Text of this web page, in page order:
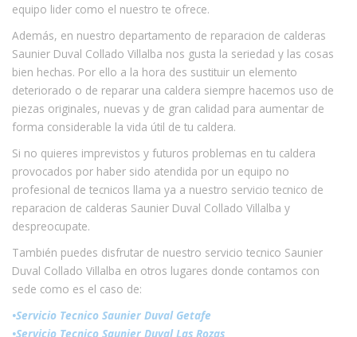
equipo lider como el nuestro te ofrece.
Además, en nuestro departamento de reparacion de calderas
Saunier Duval Collado Villalba nos gusta la seriedad y las cosas
bien hechas. Por ello a la hora des sustituir un elemento
deteriorado o de reparar una caldera siempre hacemos uso de
piezas originales, nuevas y de gran calidad para aumentar de
forma considerable la vida útil de tu caldera.
Si no quieres imprevistos y futuros problemas en tu caldera
provocados por haber sido atendida por un equipo no
profesional de tecnicos llama ya a nuestro servicio tecnico de
reparacion de calderas Saunier Duval Collado Villalba y
despreocupate.
También puedes disfrutar de nuestro servicio tecnico Saunier
Duval Collado Villalba en otros lugares donde contamos con
sede como es el caso de:
•Servicio Tecnico Saunier Duval Getafe
•Servicio Tecnico Saunier Duval Las Rozas